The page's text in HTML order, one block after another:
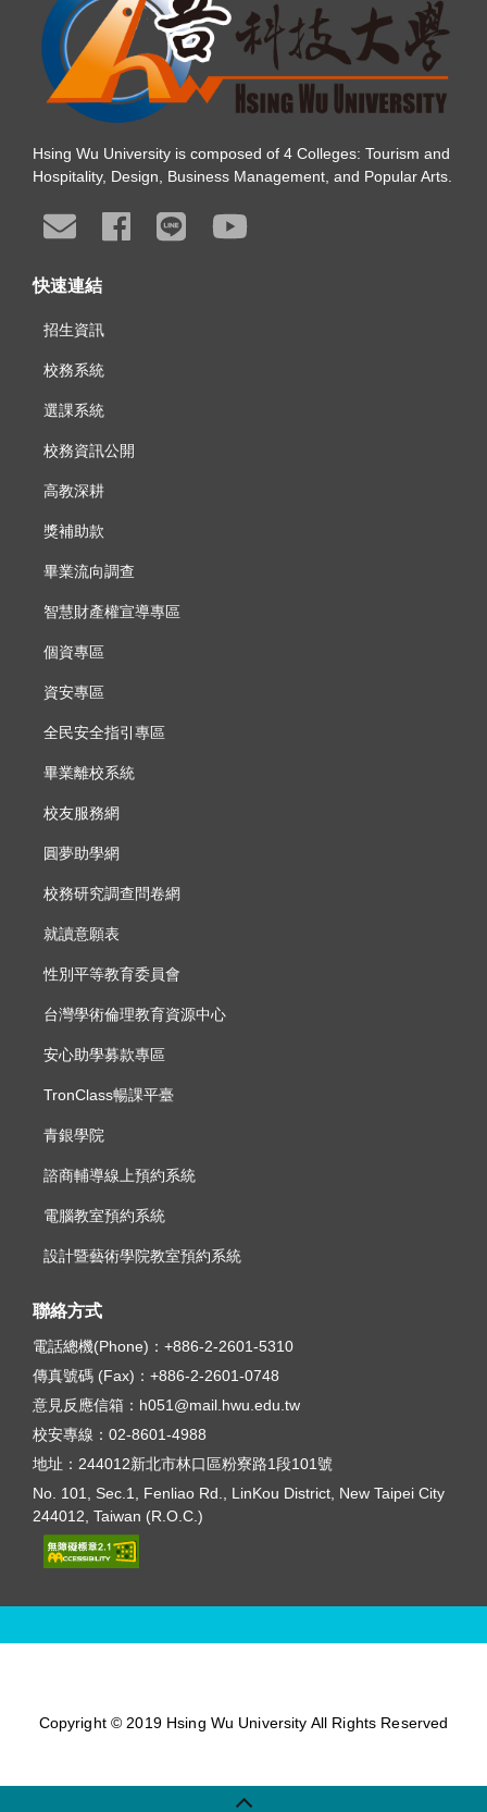
Hsing Wu University is composed of 4 Colleges: Tourism and
Hospitality, Design, Business Management, and Popular Arts.
快速連結
招生資訊
校務系統
選課系統
校務資訊公開
高教深耕
獎補助款
畢業流向調查
智慧財產權宣導專區
個資專區
資安專區
全民安全指引專區
畢業離校系統
校友服務網
圓夢助學網
校務研究調查問卷網
就讀意願表
性別平等教育委員會
台灣學術倫理教育資源中心
安心助學募款專區
TronClass暢課平臺
青銀學院
諮商輔導線上預約系統
電腦教室預約系統
設計暨藝術學院教室預約系統
聯絡方式
電話總機(Phone)： +886-2-2601-5310
傳真號碼 (Fax)： +886-2-2601-0748
意見反應信箱： h051@mail.hwu.edu.tw
校安專線： 02-8601-4988
地址： 244012新北市林口區粉寮路1段101號
No. 101, Sec.1, Fenliao Rd., LinKou District, New Taipei City
244012, Taiwan (R.O.C.)
Copyright © 2019 Hsing Wu University All Rights Reserved